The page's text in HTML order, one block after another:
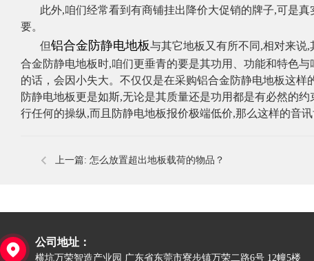
此外,咱们经常看到有商铺挂出降价大促销的牌子,可是真
要。
但铝合金防静电地板与其它地板又有所不同 ,相对来说,
合金防静电地板时,咱们更垂青的要是其功用、功能和特色
的话，会因小失大。不仅仅是在采购铝合金防静电地板这样
防静电地板更是如斯,无论是其质量还是功用都是有必然的约
行任何的操纵,而且防静电地板报价极端低价,那么这样的音
上一篇: 怎么放置超出地板载荷的物品？

公司地址：
横坑万荣智造产业园 广东省东莞市寮步镇万荣二路6号 12幢5楼